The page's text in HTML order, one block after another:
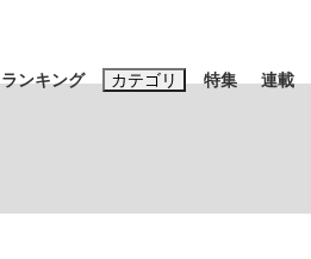
ランキング カテゴリ 特集 連載